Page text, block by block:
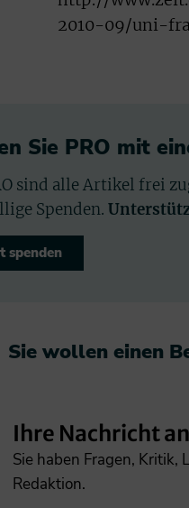
2010-09/uni-
Sie PRO mit
sind alle Artikel frei
Spenden.
spenden
Sie wollen einen
Ihre Nachricht
Sie haben Fragen, Kritik,
Redaktion.